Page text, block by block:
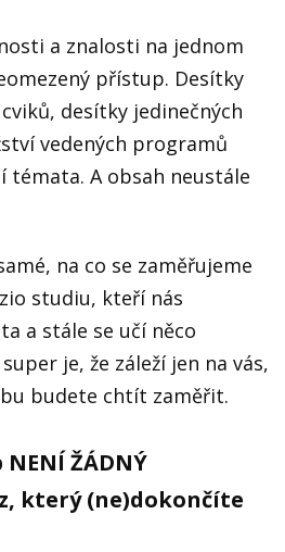
a znalosti na jednom
přístup. Desítky
desítky jedinečných
vedených programů
témata. A obsah neustále
na co se zaměřujeme
studiu, kteří nás
a stále se učí něco
je, že záleží jen na vás,
budete chtít zaměřit.
ŽÁDNÝ
který (ne)dokončíte